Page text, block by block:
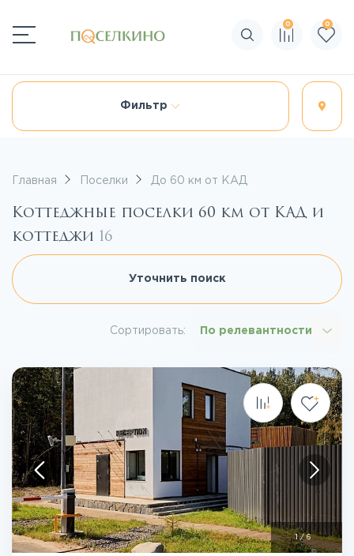
Поиск по сайту
0 0
Фильтр
Главная Поселки До 60 км от КАД
Коттеджные поселки 60 км от КАД и
коттеджи 16
Уточнить поиск
Сортировать: По релевантности
1/6